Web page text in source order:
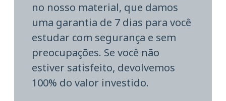
no nosso material, que damos
uma garantia de 7 dias para você
estudar com segurança e sem
preocupações. Se você não
estiver satisfeito, devolvemos
100% do valor investido.